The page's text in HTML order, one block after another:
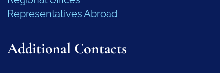
Representatives Abroad
Additional Contacts